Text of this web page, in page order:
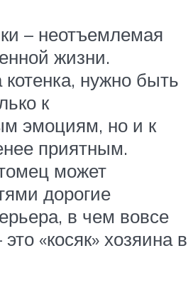
– неотъемлемая
жизни.
нужно быть
к
эмоциям, но и к
приятным.
может
дорогие
в чем вовсе
«косяк» хозяина в